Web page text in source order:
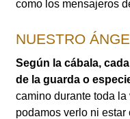
como los mensajeros
NUESTRO
Según la cábala,
de la guarda o
camino durante toda
podamos verlo ni